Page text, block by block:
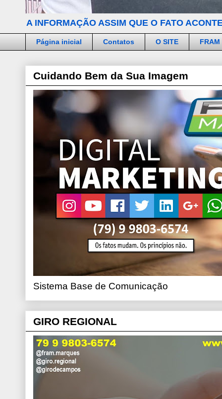
A INFORMAÇÃO ASSIM QUE O FATO
Página inicial Contatos O SITE FRAM
Cuidando Bem da Sua Imagem
Sistema Base de Comunicação
GIRO REGIONAL